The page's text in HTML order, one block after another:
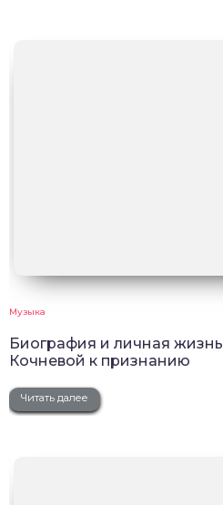
Музыка
Биография и личная
Кочневой к признанию
Читать далее